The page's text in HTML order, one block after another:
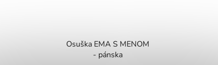
Osuška EMA S MENOM
- pánska